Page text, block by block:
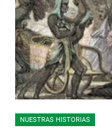
NUESTRAS HISTORIAS